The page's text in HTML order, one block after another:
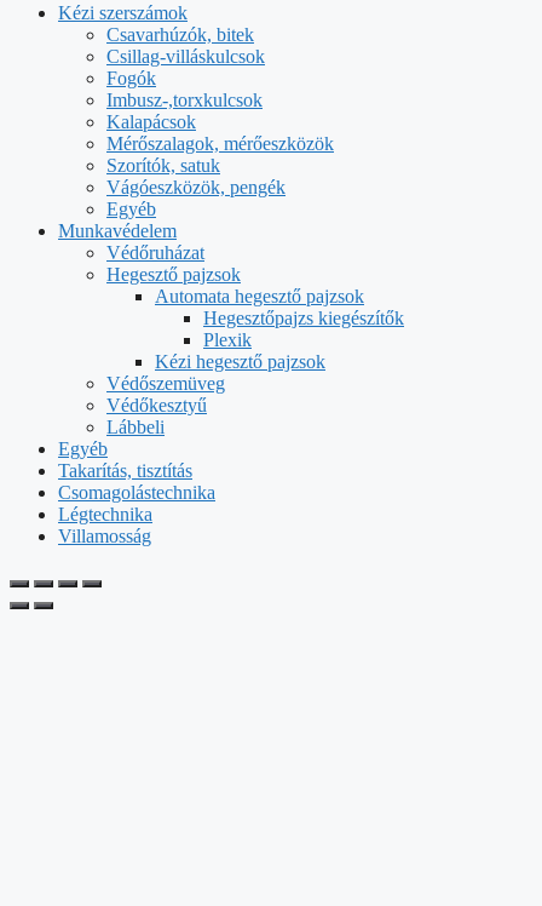
Kézi szerszámok
Csavarhúzók, bitek
Csillag-villáskulcsok
Fogók
Imbusz-,torxkulcsok
Kalapácsok
Mérőszalagok, mérőeszközök
Szorítók, satuk
Vágóeszközök, pengék
Egyéb
Munkavédelem
Védőruházat
Hegesztő pajzsok
Automata hegesztő pajzsok
Hegesztőpajzs kiegészítők
Plexik
Kézi hegesztő pajzsok
Védőszemüveg
Védőkesztyű
Lábbeli
Egyéb
Takarítás, tisztítás
Csomagolástechnika
Légtechnika
Villamosság